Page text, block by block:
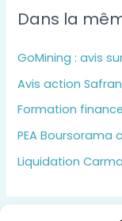
Dans la
GoMining : avis
Avis action
Formation
PEA Boursorama
Liquidation